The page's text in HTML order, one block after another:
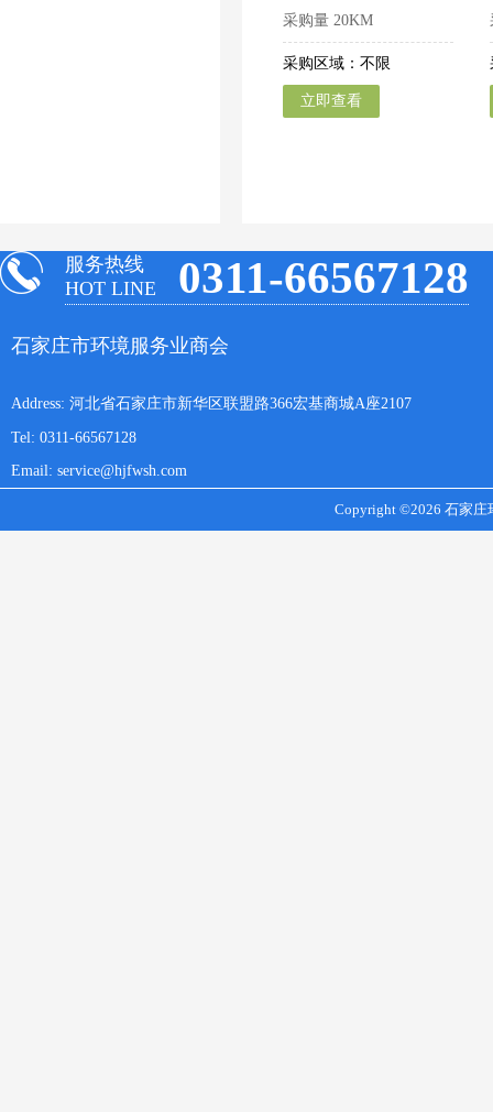
采购量 20KM
采购区域：不限
立即查看
服务热线
HOT LINE
0311-66567128
石家庄市环境服务业商会
Address: 河北省石家庄市新华区联盟路366宏基商城A座2107
Tel: 0311-66567128
Email: service@hjfwsh.com
Copyright ©2026 石家